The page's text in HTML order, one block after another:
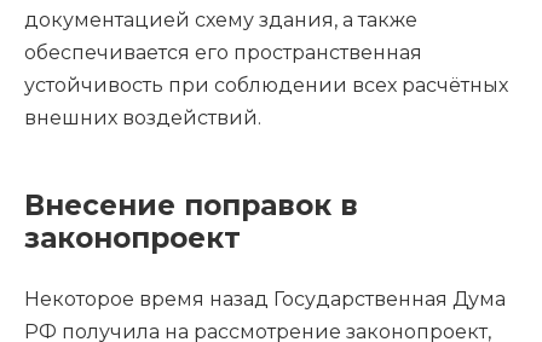
документацией схему здания, а также
обеспечивается его пространственная
устойчивость при соблюдении всех расчётных
внешних воздействий.
Внесение поправок в
законопроект
Некоторое время назад Государственная Дума
РФ получила на рассмотрение законопроект,